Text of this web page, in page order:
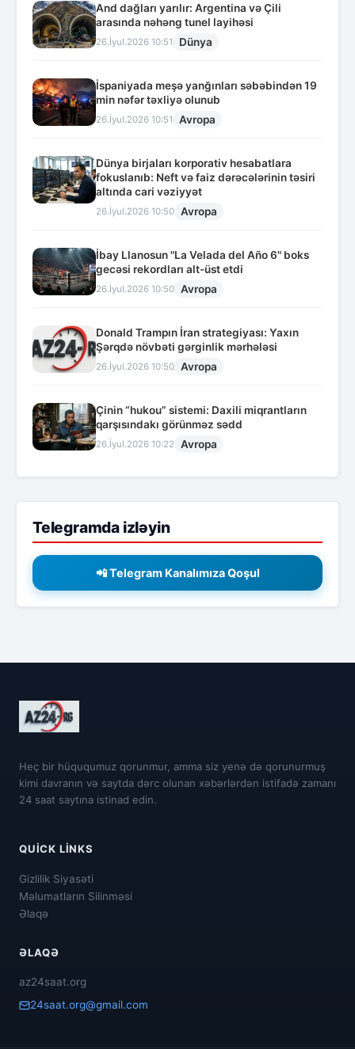
And dağları yarılır: Argentina və Çili
arasında nəhəng tunel layihəsi
26.İyul.2026 10:51 Dünya
İspaniyada meşə yanğınları səbəbindən 19
min nəfər təxliyə olunub
26.İyul.2026 10:51 Avropa
Dünya birjaları korporativ hesabatlara
fokuslanıb: Neft və faiz dərəcələrinin təsiri
altında cari vəziyyət
26.İyul.2026 10:50 Avropa
İbay Llanosun "La Velada del Año 6" boks
gecəsi rekordları alt-üst etdi
26.İyul.2026 10:50 Avropa
Donald Trampın İran strategiyası: Yaxın
Şərqdə növbəti gərginlik mərhələsi
26.İyul.2026 10:50 Avropa
Çinin “hukou” sistemi: Daxili miqrantların
qarşısındakı görünməz sədd
26.İyul.2026 10:22 Avropa
Telegramda izləyin
📲 Telegram Kanalımıza Qoşul
Heç bir hüququmuz qorunmur, amma siz yenə də qorunurmuş
kimi davranın və saytda dərc olunan xəbərlərdən istifadə zamanı
24 saat saytına istinad edin.
QUICK LINKS
Gizlilik Siyasəti
Məlumatların Silinməsi
Əlaqə
ƏLAQƏ
az24saat.org
24saat.org@gmail.com